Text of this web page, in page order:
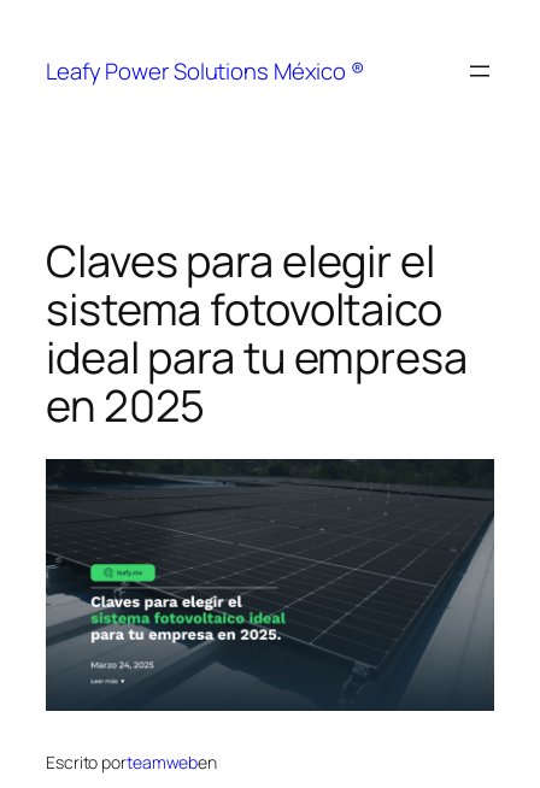
Leafy Power Solutions México ®
Claves para elegir el
sistema fotovoltaico
ideal para tu empresa
en 2025
Escrito porteamweben